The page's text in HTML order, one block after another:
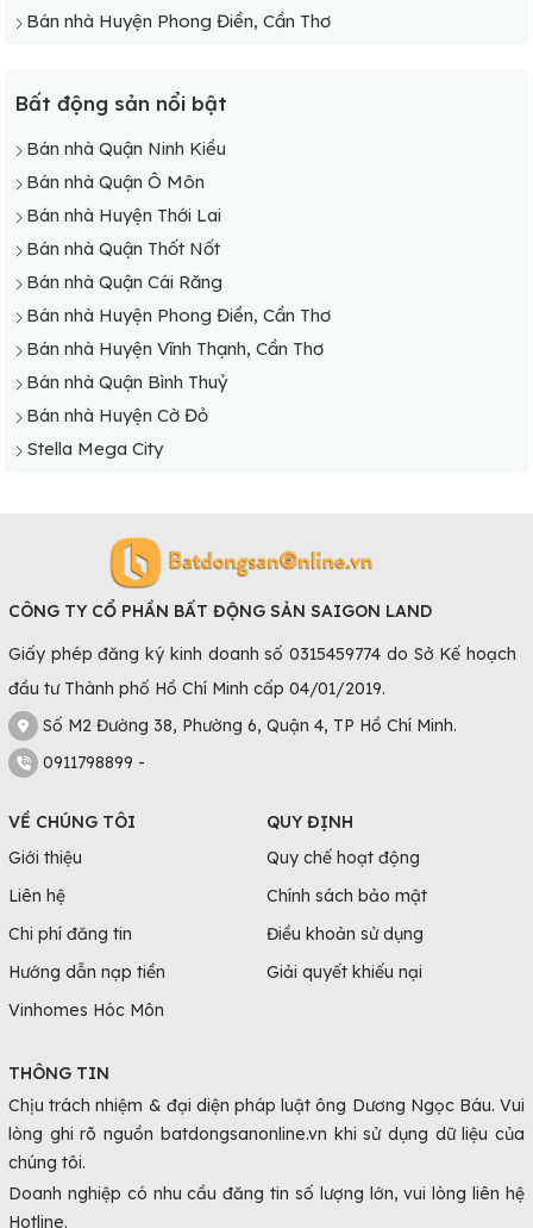
Bán nhà Huyện Phong Điền, Cần Thơ
Bất động sản nổi bật
Bán nhà Quận Ninh Kiều
Bán nhà Quận Ô Môn
Bán nhà Huyện Thới Lai
Bán nhà Quận Thốt Nốt
Bán nhà Quận Cái Răng
Bán nhà Huyện Phong Điền, Cần Thơ
Bán nhà Huyện Vĩnh Thạnh, Cần Thơ
Bán nhà Quận Bình Thuỷ
Bán nhà Huyện Cờ Đỏ
Stella Mega City
CÔNG TY CỔ PHẦN BẤT ĐỘNG SẢN SAIGON LAND
Giấy phép đăng ký kinh doanh số 0315459774 do Sở Kế hoạch
đầu tư Thành phố Hồ Chí Minh cấp 04/01/2019.
Số M2 Đường 38, Phường 6, Quận 4, TP Hồ Chí Minh.
0911798899 -
VỀ CHÚNG TÔI
Giới thiệu
Liên hệ
Chi phí đăng tin
Hướng dẫn nạp tiền
Vinhomes Hóc Môn
QUY ĐỊNH
Quy chế hoạt động
Chính sách bảo mật
Điều khoản sử dụng
Giải quyết khiếu nại
THÔNG TIN
Chịu trách nhiệm & đại diện pháp luật ông Dương Ngọc Báu. Vui
lòng ghi rõ nguồn batdongsanonline.vn khi sử dụng dữ liệu của
chúng tôi.
Doanh nghiệp có nhu cầu đăng tin số lượng lớn, vui lòng liên hệ
Hotline.